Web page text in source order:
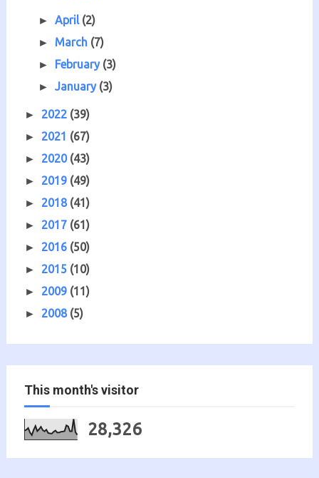
►April (2)
► March (7)
► February (3)
►January (3)
► 2022 (39)
► 2021 (67)
► 2020 (43)
► 2019 (49)
► 2018 (41)
► 2017 (61)
► 2016 (50)
► 2015 (10)
► 2009 (11)
► 2008 (5)
This month's visitor
28,326